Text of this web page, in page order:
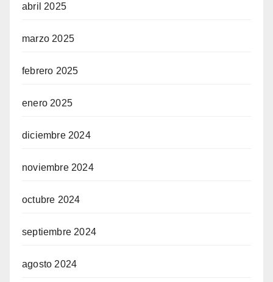
abril 2025
marzo 2025
febrero 2025
enero 2025
diciembre 2024
noviembre 2024
octubre 2024
septiembre 2024
agosto 2024